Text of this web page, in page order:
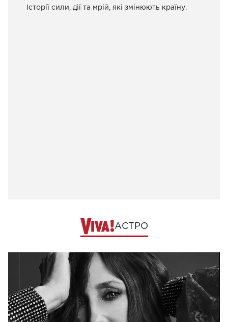
Історії сили, дії та мрій, які змінюють країну.
АСТРО